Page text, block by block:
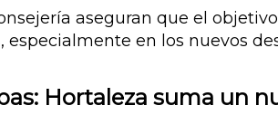
aseguran que el
especialmente en los nuevos
Hortaleza suma un